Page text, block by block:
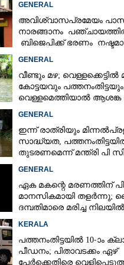
GENERAL
അവിശ്വാസപ്രമേയം
നാരങ്ങാനം
ബിജെപിക്ക് ഭരണം
GENERAL
വീണ്ടും മഴ; വെള്ളക്കെട്ടിൽ
കോട്ടയവും
വെള്ളമെത്തിയാൽ ആശങ്ക
GENERAL
ഇന്ന് രാത്രിയും
സാദ്ധ്യത,​
തുടരണമെന്ന് മന്ത്രി പി
GENERAL
ഏക മകന്റെ മരണത്തിന്
മാനസികമായി തളർന്നു;
ദമ്പതിമാരെ മരിച്ച
KERALA
പത്തനംതിട്ടയിൽ 10-ാം
പീഡനം; പിതാവടക്കം ഏഴ്
പേർക്കെതിരെ
പ്ലസ്